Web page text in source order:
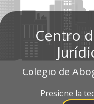
Centro
Colegio de
Presione la